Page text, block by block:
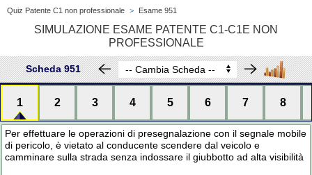
Quiz Patente C1 non professionale > Esame 951
SIMULAZIONE ESAME PATENTE C1-C1E NON
PROFESSIONALE
Scheda 951
1 2 3 4 5 6 7 8
Per effettuare le operazioni di presegnalazione con il segnale mobile
di pericolo, è vietato al conducente scendere dal veicolo e
camminare sulla strada senza indossare il giubbotto ad alta visibilità